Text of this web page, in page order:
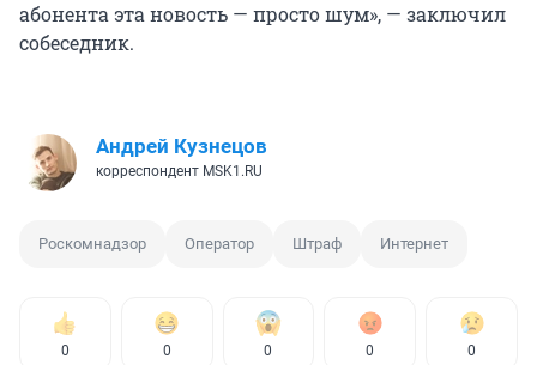
абонента эта новость — просто шум», — заключил
собеседник.
Андрей Кузнецов
корреспондент MSK1.RU
Роскомнадзор Оператор Штраф Интернет
0 0 0 0 0